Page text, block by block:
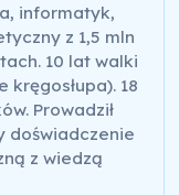
informatyk,
z 1,5 mln
10 lat walki
18
Prowadził
doświadczenie
z wiedzą